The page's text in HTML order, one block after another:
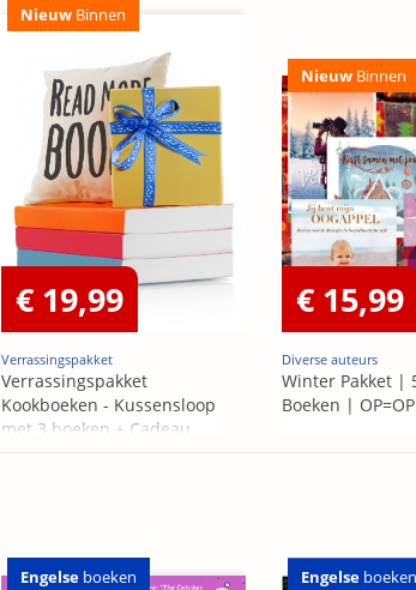
Nieuw Binnen
€ 19,99
Verrassingspakket
Verrassingspakket
Kookboeken - Kussensloop
met 3 boeken + Cadeau
Nieuw Binnen
€ 15,99
Diverse auteurs
Winter Pakket |
Boeken | OP=OP
Engelse boeken Engelse boeken